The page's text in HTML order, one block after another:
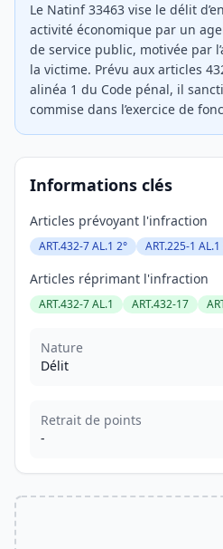
Le Natinf 33463 vise le délit
activité économique par un
de service public, motivée par
la victime. Prévu aux articles
alinéa 1 du Code pénal, il
commise dans l’exercice de
Informations clés
Articles prévoyant l'infraction
ART.432-7 AL.1 2° ART.225-1 AL.1
Articles réprimant l'infraction
ART.432-7 AL.1 ART.432-17
Nature
Délit
Retrait de points
-